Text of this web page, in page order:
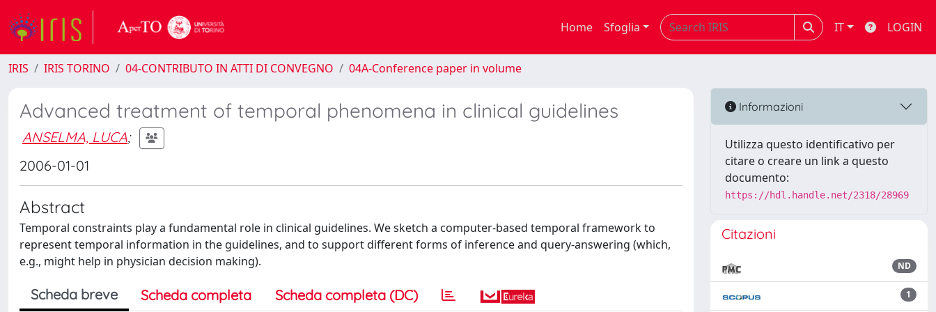
Home Sfoglia IT LOGIN
IRIS IRIS TORINO 04-CONTRIBUTO IN ATTI DI CONVEGNO 04A-Conference paper in volume
Advanced treatment of temporal phenomena in clinical guidelines
ANSELMA, LUCA;
2006-01-01
Abstract
Temporal constraints play a fundamental role in clinical guidelines. We sketch a computer-based temporal framework to
represent temporal information in the guidelines, and to support different forms of inference and query-answering (which,
e.g., might help in physician decision making).
Scheda breve Scheda completa Scheda completa (DC)
Informazioni
Utilizza questo identificativo per
citare o creare un link a questo
documento:
https://hdl.handle.net/2318/28969
Citazioni
ND
1